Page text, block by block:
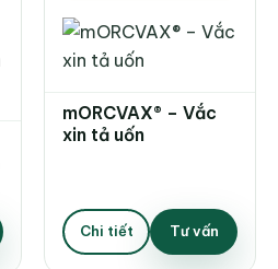
mORCVAX® – Vắc
xin tả uốn
Chi tiết Tư vấn